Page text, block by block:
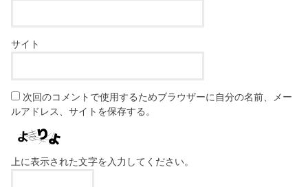
サイト
次回のコメントで使用するためブラウザーに自分の名前、メー
ルアドレス、サイトを保存する。
上に表示された文字を入力してください。